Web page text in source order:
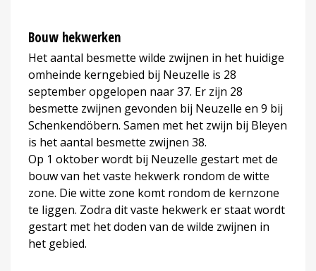
Bouw hekwerken
Het aantal besmette wilde zwijnen in het huidige
omheinde kerngebied bij Neuzelle is 28
september opgelopen naar 37. Er zijn 28
besmette zwijnen gevonden bij Neuzelle en 9 bij
Schenkendöbern. Samen met het zwijn bij Bleyen
is het aantal besmette zwijnen 38.
Op 1 oktober wordt bij Neuzelle gestart met de
bouw van het vaste hekwerk rondom de witte
zone. Die witte zone komt rondom de kernzone
te liggen. Zodra dit vaste hekwerk er staat wordt
gestart met het doden van de wilde zwijnen in
het gebied.